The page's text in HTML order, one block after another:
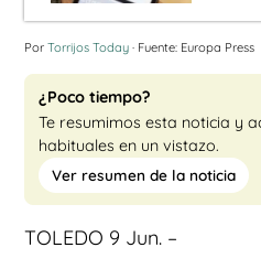
Por Torrijos Today · Fuente: Europa Press
¿Poco tiempo?
Te resumimos esta noticia y
habituales en un vistazo.
Ver resumen de la noticia
TOLEDO 9 Jun. –